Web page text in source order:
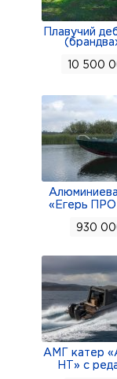
Плавучий
10 500
«Егерь ПРО
930
АМГ катер
НТ» с